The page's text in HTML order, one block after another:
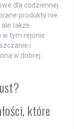
dla codziennej
produkty nie
także
w tym rejonie
i
w dobrej
które